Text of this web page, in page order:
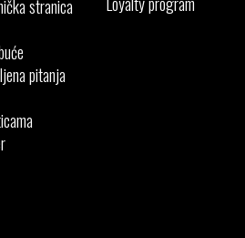
stranica
pitanja